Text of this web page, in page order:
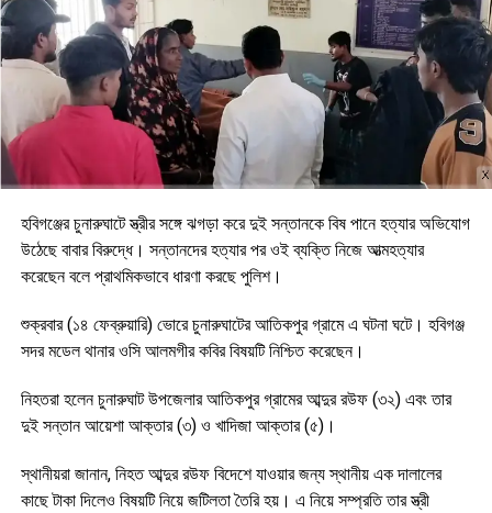
হবিগঞ্জের চুনারুঘাটে স্ত্রীর সঙ্গে ঝগড়া করে দুই সন্তানকে বিষ পানে হত্যার অভিযোগ
উঠেছে বাবার বিরুদ্ধে। সন্তানদের হত্যার পর ওই ব্যক্তি নিজে আত্মহত্যার
করেছেন বলে প্রাথমিকভাবে ধারণা করছে পুলিশ।
শুক্রবার (১৪ ফেব্রুয়ারি) ভোরে চুনারুঘাটের আতিকপুর গ্রামে এ ঘটনা ঘটে। হবিগঞ্জ
সদর মডেল থানার ওসি আলমগীর কবির বিষয়টি নিশ্চিত করেছেন।
নিহতরা হলেন চুনারুঘাট উপজেলার আতিকপুর গ্রামের আব্দুর রউফ (৩২) এবং তার
দুই সন্তান আয়েশা আক্তার (৩) ও খাদিজা আক্তার (৫)।
স্থানীয়রা জানান, নিহত আব্দুর রউফ বিদেশে যাওয়ার জন্য স্থানীয় এক দালালের
কাছে টাকা দিলেও বিষয়টি নিয়ে জটিলতা তৈরি হয়। এ নিয়ে সম্প্রতি তার স্ত্রী